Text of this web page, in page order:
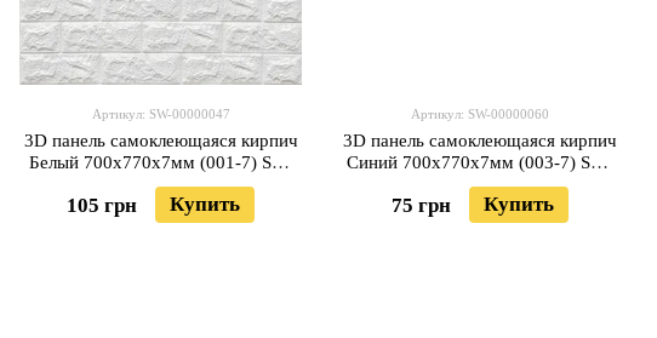
Артикул: SW-00000047
3D панель самоклеющаяся кирпич
Белый 700x770x7мм (001-7) SW-
00000047
105 грн Купить
Артикул: SW-00000060
3D панель самоклеющаяся кирпич
Синий 700x770x7мм (003-7) SW-
00000060
75 грн Купить